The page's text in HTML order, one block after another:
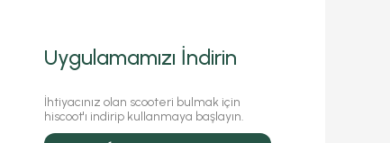
Uygulamamızı İndirin
İhtiyacınız olan scooteri bulmak için
hiscoot'ı indirip kullanmaya başlayın.